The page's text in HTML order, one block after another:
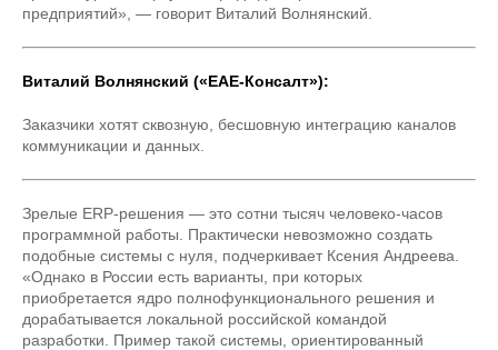
предприятий», — говорит Виталий Волнянский.
Виталий Волнянский («ЕАЕ-Консалт»):
Заказчики хотят сквозную, бесшовную интеграцию каналов
коммуникации и данных.
Зрелые ERP-решения — это cотни тысяч человеко-часов
программной работы. Практически невозможно создать
подобные системы с нуля, подчеркивает Ксения Андреева.
«Однако в России есть варианты, при которых
приобретается ядро полнофункционального решения и
дорабатывается локальной российской командой
разработки. Пример такой системы, ориентированный